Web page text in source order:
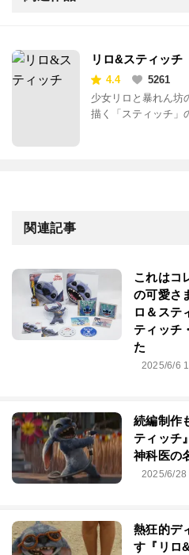
リロ&スティッチ
4.4
5261
少女リロと暴れん坊
描く「スティッチ」
関連記事
これはコ
の可愛さ
ロ＆ステ
ティッチ
た
2025/6/6
続編制作
ティッチ
神科医の
2025/6/28
熱狂的デ
す『リロ